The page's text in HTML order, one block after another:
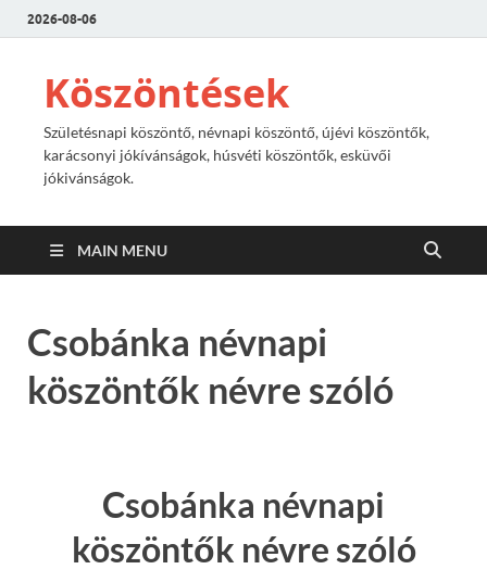
2026-08-06
Köszöntések
Születésnapi köszöntő, névnapi köszöntő, újévi köszöntők,
karácsonyi jókívánságok, húsvéti köszöntők, esküvői
jókivánságok.
MAIN MENU
Csobánka névnapi
köszöntők névre szóló
Csobánka névnapi
köszöntők névre szóló